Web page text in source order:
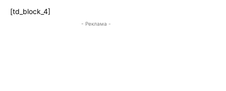
[td_block_4]
- Реклама -